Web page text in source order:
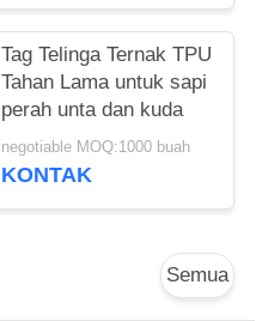
Tag Telinga Ternak TPU
Tahan Lama untuk sapi
perah unta dan kuda
negotiable MOQ:1000 buah
KONTAK
Semua